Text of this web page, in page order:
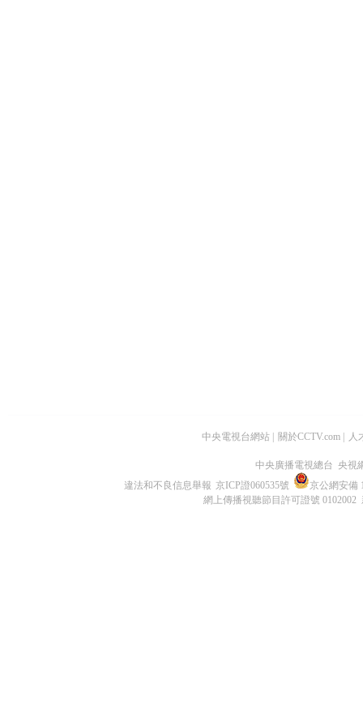
中央電視台網站 關於CCTV.com 人
中央廣播電視總台 央視
違法和不良信息舉報 京ICP證060535號
京公網安備
網上傳播視聽節目許可證號 0102002